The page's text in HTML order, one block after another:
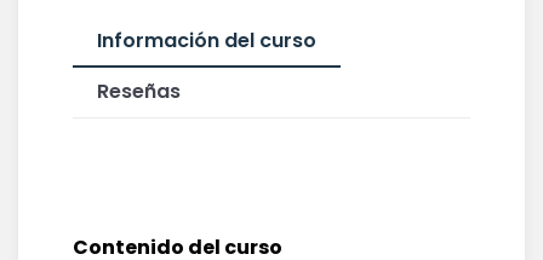
Información del curso
Reseñas
Contenido del curso